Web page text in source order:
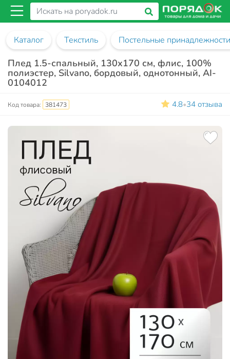
Каталог Текстиль Постельные принадлежности
Плед 1.5-спальный, 130х170 см, флис, 100%
полиэстер, Silvano, бордовый, однотонный, AI-
0104012
Код товара: 381473 4.8•34 отзыва